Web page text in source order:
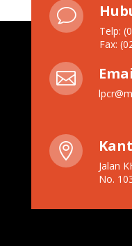
v
Telp:
Fax:


Jalan
No.